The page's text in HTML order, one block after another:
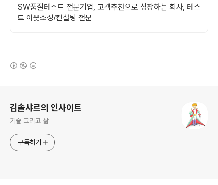
SW품질테스트 전문기업, 고객추천으로 성장하는 회사, 테스
트 아웃소싱/컨설팅 전문
김솔샤르의 인사이트
기술 그리고 삶
구독하기